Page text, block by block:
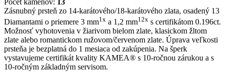
Zásnubný prsteň zo 14-karátového/18-karátového zlata, osadený 13
Diamantami o priemere 3 mm1x a 1,2 mm12x s certifikátom 0.196ct.
Možnosť vyhotovenia v žiarivom bielom zlate, klasickom žltom
zlate alebo romantickom ružovom/červenom zlate. Úprava veľkosti
prsteňa je bezplatná do 1 mesiaca od zakúpenia. Na šperk
vystavujeme certifikát kvality KAMEA® s 10-ročnou zárukou a s
10-ročným základným servisom.